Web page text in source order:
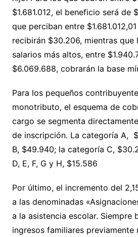
$1.681.012, el beneficio será de
que perciban entre
recibirán $30.206, mientras que
salarios más altos, entre
$6.069.688, cobrarán la base
Para los pequeños
monotributo, el esquema de
cargo se segmenta
de inscripción. La categoría A,
B, $49.940; la categoría C,
D, E, F, G y H, $15.586
Por último, el incremento del
a las denominadas
a la asistencia escolar. Siempre
ingresos familiares previamente